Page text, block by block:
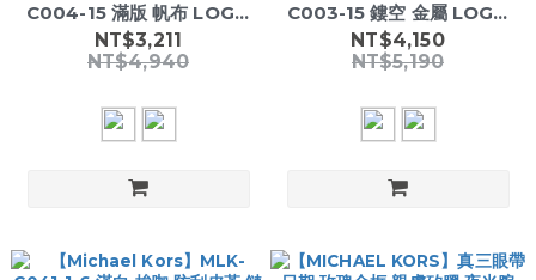
C004-15 滿版 帆布 LOGO
長夾
NT$3,211
NT$4,940
C003-15 鏤空 金屬 LOGO
荔枝紋 零錢袋/短夾
NT$4,150
NT$5,190